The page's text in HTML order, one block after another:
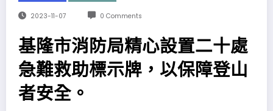
2023-11-07 0 Comments
基隆市消防局精心設置二十處
急難救助標示牌，以保障登山
者安全。